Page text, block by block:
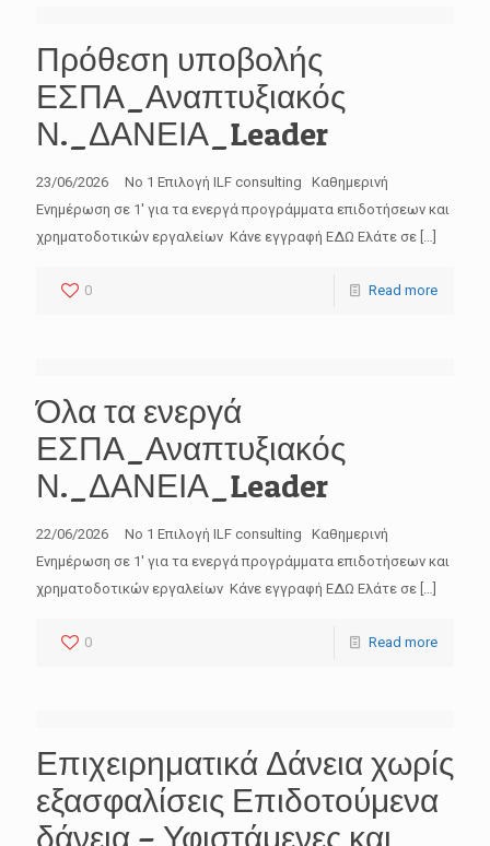
Πρόθεση υποβολής
ΕΣΠΑ_Αναπτυξιακός
Ν._ΔΑΝΕΙΑ_Leader
23/06/2026 No 1 Επιλογή ILF consulting Καθημερινή
Ενημέρωση σε 1′ για τα ενεργά προγράμματα επιδοτήσεων και
χρηματοδοτικών εργαλείων Κάνε εγγραφή ΕΔΩ Ελάτε σε
0 Read more
Όλα τα ενεργά
ΕΣΠΑ_Αναπτυξιακός
Ν._ΔΑΝΕΙΑ_Leader
22/06/2026 No 1 Επιλογή ILF consulting Καθημερινή
Ενημέρωση σε 1′ για τα ενεργά προγράμματα επιδοτήσεων και
χρηματοδοτικών εργαλείων Κάνε εγγραφή ΕΔΩ Ελάτε σε
0 Read more
Επιχειρηματικά Δάνεια χωρίς
εξασφαλίσεις Επιδοτούμενα
δάνεια – Υφιστάμενες και
* Κάνοντας εγγραφή συμφωνείτε να γραφτείτε, με
σκοπό την ενημέρωση σας, για επιδοτούμενα
προγράμματα, χρηματοδοτικά εργαλεία.
* Έχετε το δικαίωμα ανά πάσα στιγμή να ζητήσετε